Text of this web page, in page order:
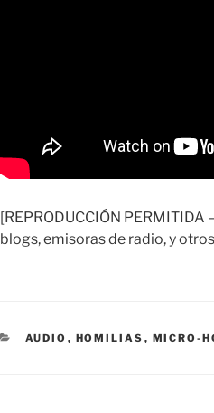
[REPRODUCCIÓN
blogs, emisoras de radio, y
CATEGORÍAS
AUDIO , HOMILIAS , MICRO-